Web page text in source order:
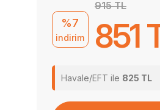
%7
indirim
915 TL
851
Havale/EFT ile 825 TL